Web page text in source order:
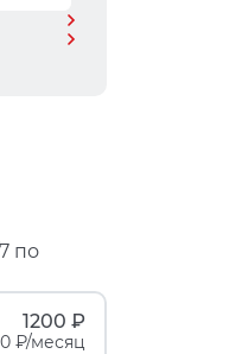
по
1200 ₽
₽/месяц